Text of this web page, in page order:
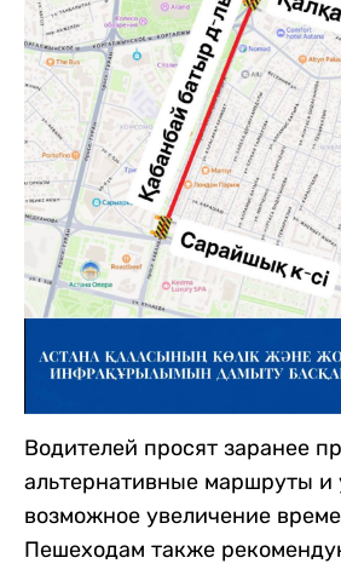
Водителей просят заранее
альтернативные маршруты и
возможное увеличение
Пешеходам также